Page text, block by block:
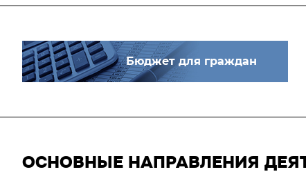
Бюджет для граждан
ОСНОВНЫЕ НАПРАВЛЕНИЯ